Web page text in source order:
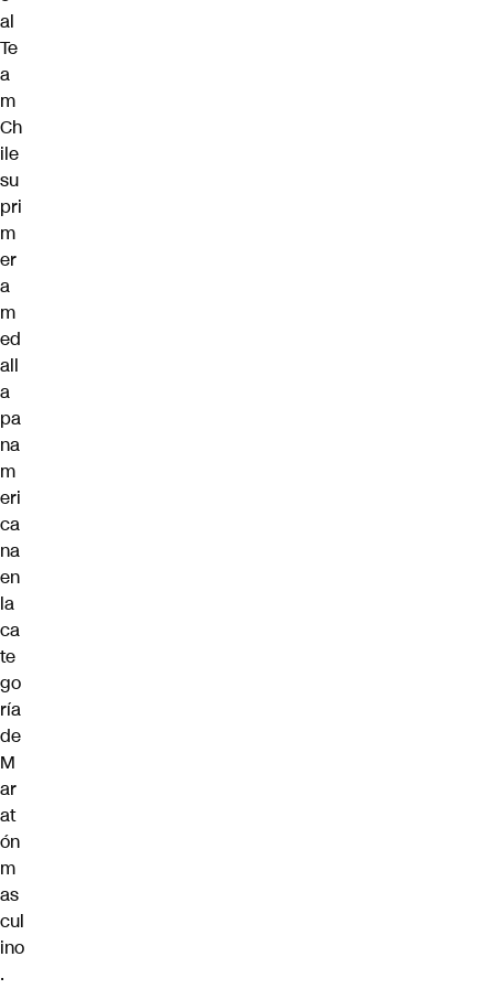
al
Te
a
m
Ch
ile
su
pri
m
er
a
m
ed
all
a
pa
na
m
eri
ca
na
en
la
ca
te
go
ría
de
M
ar
at
ón
m
as
cul
ino
.